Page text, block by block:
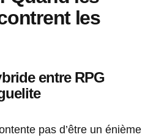
les
entre RPG
pas d’être un énième